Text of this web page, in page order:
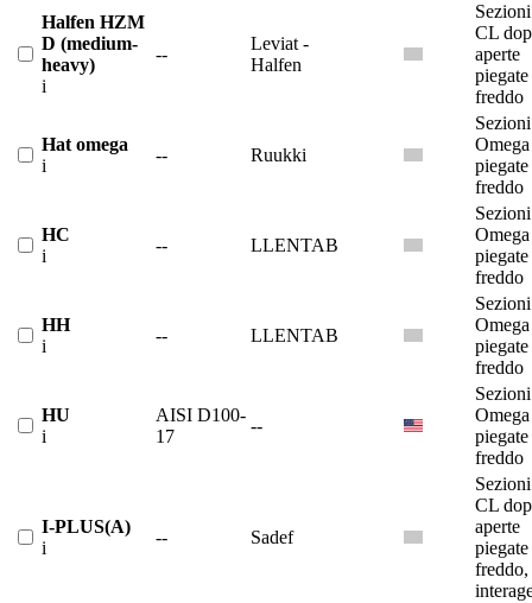
Halfen HZM
D (medium-
heavy)
i
--
Leviat -
Halfen
CL
aperte
piegate
freddo
Hat omega
i
-- Ruukki
Omega
piegate
freddo
HC
i
-- LLENTAB
Omega
piegate
freddo
HH
i
-- LLENTAB
Omega
piegate
freddo
HU
i
AISI D100-
17
--
Omega
piegate
freddo
I-PLUS(A)
i
-- Sadef
CL
aperte
piegate